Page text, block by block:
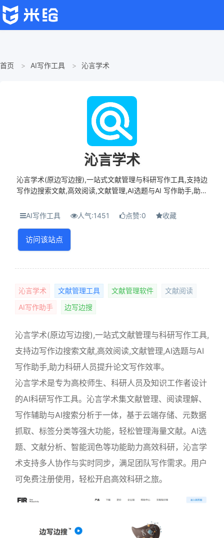
首页 AI写作工具 沁言学术
沁言学术
沁言学术(原边写边搜),一站式文献管理与科研写作工具,支持边
写作边搜索文献,高效阅读,文献管理,AI选题与AI 写作助手,助力
人员及知识工作者设计的AI科...
AI写作工具 人气:1451 点赞:0 收藏
访问该站点
沁言学术 文献管理工具 文献管理软件
文献阅读
AI写作助手
边写边搜
沁言学术(原边写边搜),一站式文献管理与科研写作工具,
支持边写作边搜索文献,高效阅读,文献管理,AI选题与AI
写作助手,助力科研人员提升论文写作效率。
沁言学术是专为高校师生、科研人员及知识工作者设计
的AI科研写作工具。沁言学术集文献管理、阅读理解、
写作辅助与AI搜索分析于一体，基于云端存储、元数据
抓取、标签分类等强大功能，轻松管理海量文献。AI选
题、文献分析、智能润色等功能助力高效科研，沁言学
术支持多人协作与实时同步，满足团队写作需求。用户
可免费注册使用，轻松开启高效科研之旅。